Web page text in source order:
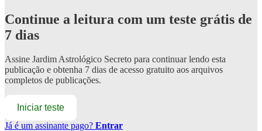
Continue a leitura com um teste grátis de
7 dias
Assine Jardim Astrológico Secreto para continuar lendo esta
publicação e obtenha 7 dias de acesso gratuito aos arquivos
completos de publicações.
Iniciar teste
Já é um assinante pago? Entrar